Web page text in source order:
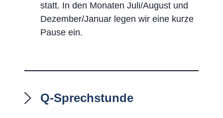
statt. In den Monaten Juli/August und
Dezember/Januar legen wir eine kurze
Pause ein.
Q-Sprechstunde